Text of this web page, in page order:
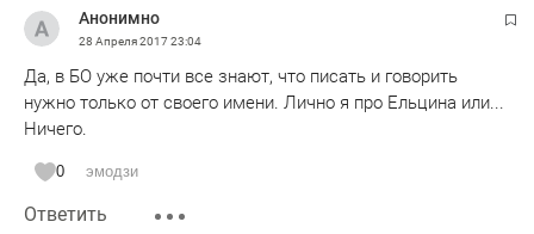
Анонимно
28 Апреля 201723:04
Да, в БО уже почти все знают, что писать и говорить
нужно только от своего имени. Лично я про Ельцина или...
Ничего.
0 эмодзи
Ответить